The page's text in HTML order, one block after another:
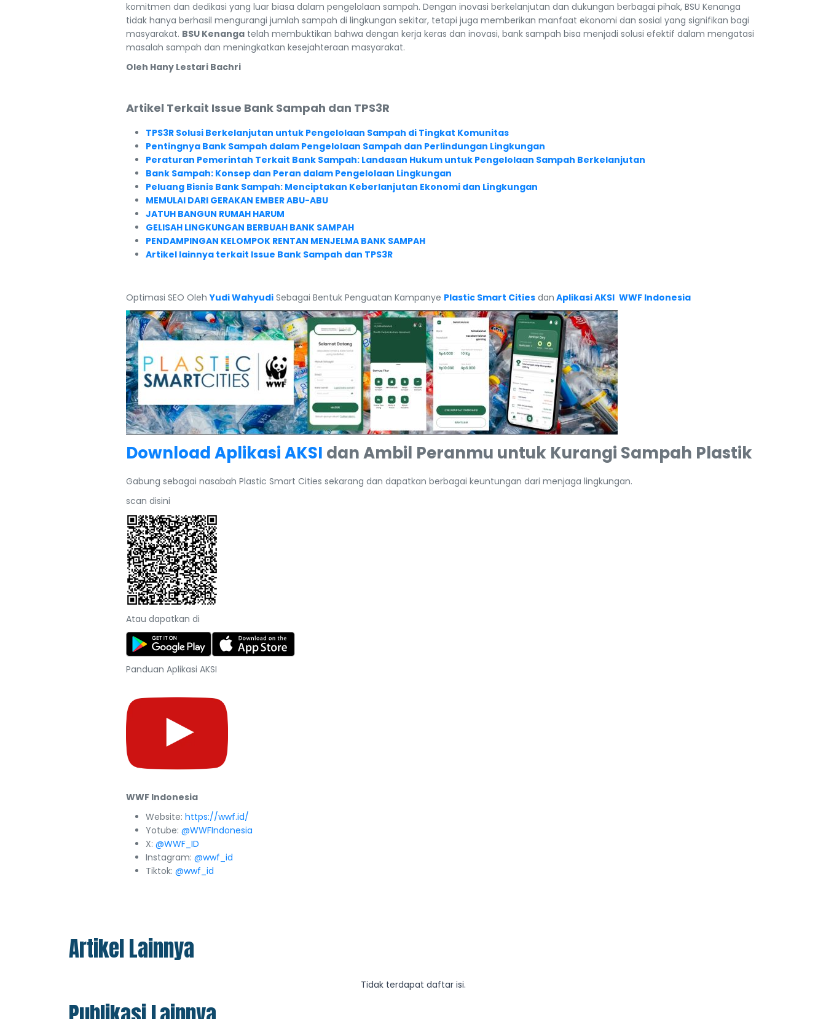
komitmen dan dedikasi yang luar biasa dalam pengelolaan sampah. Dengan inovasi berkelanjutan dan dukungan berbagai pihak, BSU Kenanga
tidak hanya berhasil mengurangi jumlah sampah di lingkungan sekitar, tetapi juga memberikan manfaat ekonomi dan sosial yang signifikan bagi
masyarakat. BSU Kenanga telah membuktikan bahwa dengan kerja keras dan inovasi, bank sampah bisa menjadi solusi efektif dalam mengatasi
masalah sampah dan meningkatkan kesejahteraan masyarakat.
Oleh Hany Lestari Bachri
Artikel Terkait Issue Bank Sampah dan TPS3R
TPS3R Solusi Berkelanjutan untuk Pengelolaan Sampah di Tingkat Komunitas
Pentingnya Bank Sampah dalam Pengelolaan Sampah dan Perlindungan Lingkungan
Peraturan Pemerintah Terkait Bank Sampah: Landasan Hukum untuk Pengelolaan Sampah Berkelanjutan
Bank Sampah: Konsep dan Peran dalam Pengelolaan Lingkungan
Peluang Bisnis Bank Sampah: Menciptakan Keberlanjutan Ekonomi dan Lingkungan
MEMULAI DARI GERAKAN EMBER ABU-ABU
JATUH BANGUN RUMAH HARUM
GELISAH LINGKUNGAN BERBUAH BANK SAMPAH
PENDAMPINGAN KELOMPOK RENTAN MENJELMA BANK SAMPAH
Artikel lainnya terkait Issue Bank Sampah dan TPS3R
Optimasi SEO OlehYudi Wahyudi Sebagai Bentuk Penguatan Kampanye Plastic Smart Cities dan Aplikasi AKSI WWF Indonesia
Download Aplikasi AKSI dan Ambil Peranmu untuk Kurangi Sampah Plastik
Gabung sebagai nasabah Plastic Smart Cities sekarang dan dapatkan berbagai keuntungan dari menjaga lingkungan.
scan disini
Atau dapatkan di
Panduan Aplikasi AKSI
WWF Indonesia
Website: https://wwf.id/
Yotube: @WWFIndonesia
X: @WWF_ID
Instagram: @wwf_id
Tiktok: @wwf_id
Artikel Lainnya
Tidak terdapat daftar isi.